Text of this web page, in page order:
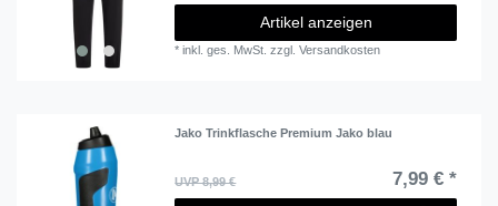
Artikel anzeigen
*inkl. ges. MwSt. zzgl.Versandkosten
Jako Trinkflasche Premium Jako blau
UVP 8,99 € 7,99 € *